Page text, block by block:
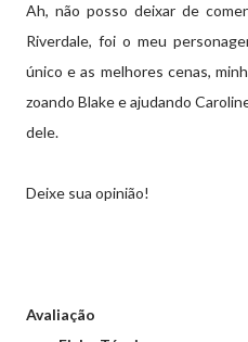
Ah, não posso deixar de
Riverdale, foi o meu
único e as melhores cenas,
zoando Blake e ajudando
dele.
Deixe sua opinião!